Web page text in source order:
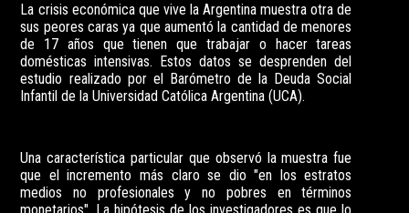
La crisis económica que vive la Argentina muestra otra de
sus peores caras ya que aumentó la cantidad de menores
de 17 años que tienen que trabajar o hacer tareas
domésticas intensivas. Estos datos se desprenden del
estudio realizado por el Barómetro de la Deuda Social
Infantil de la Universidad Católica Argentina (UCA).
Una característica particular que observó la muestra fue
que el incremento más claro se dio "en los estratos
medios no profesionales y no pobres en términos